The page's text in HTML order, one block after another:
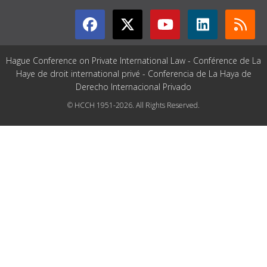
Hague Conference on Private International Law - Conférence de La
Haye de droit international privé - Conferencia de La Haya de
Derecho Internacional Privado
© HCCH 1951-2026. All Rights Reserved.